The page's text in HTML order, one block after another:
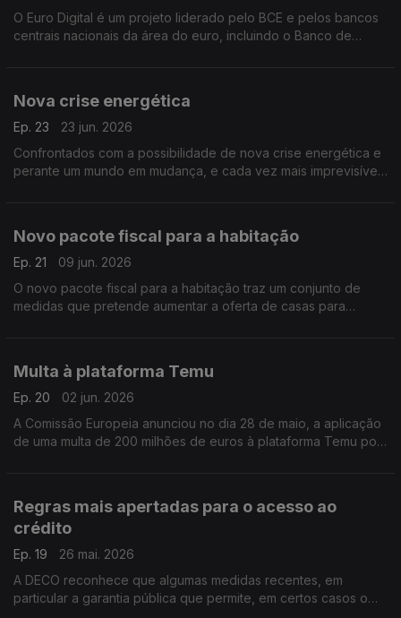
O Euro Digital é um projeto liderado pelo BCE e pelos bancos
centrais nacionais da área do euro, incluindo o Banco de
Nova crise energética
Ep. 23
23 jun. 2026
Confrontados com a possibilidade de nova crise energética e
perante um mundo em mudança, e cada vez mais imprevisível.
Novo pacote fiscal para a habitação
Ep. 21
09 jun. 2026
O novo pacote fiscal para a habitação traz um conjunto de
medidas que pretende aumentar a oferta de casas para
Multa à plataforma Temu
Ep. 20
02 jun. 2026
A Comissão Europeia anunciou no dia 28 de maio, a aplicação
de uma multa de 200 milhões de euros à plataforma Temu por
na plataforma.
Regras mais apertadas para o acesso ao
crédito
Ep. 19
26 mai. 2026
A DECO reconhece que algumas medidas recentes, em
particular a garantia pública que permite, em certos casos o